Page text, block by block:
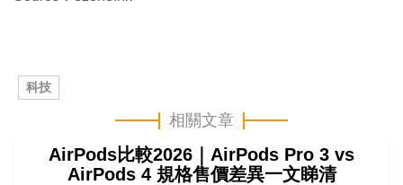
科技
相關文章
AirPods比較2026｜AirPods Pro 3 vs
AirPods 4 規格售價差異一文睇清